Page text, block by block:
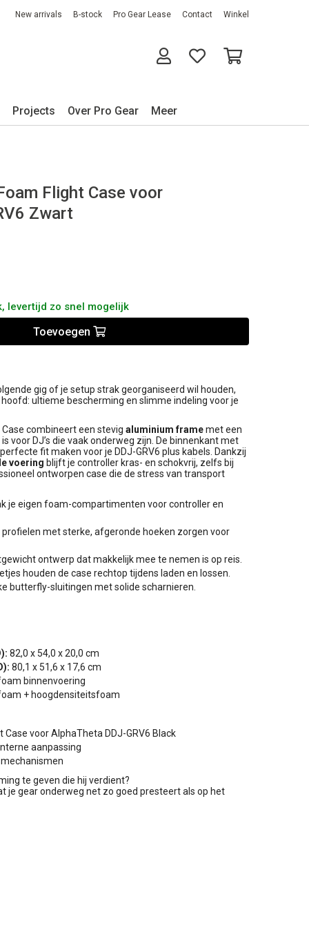
New arrivals B-stock Pro Gear Lease Contact Winkel
Projects Over Pro Gear Meer
Flight Case voor
Zwart
levertijd zo snel mogelijk
Toevoegen
gig of je setup strak georganiseerd wil houden,
ultieme bescherming en slimme indeling voor je
Case combineert een stevig aluminium framemet een
voor DJ’s die vaak onderweg zijn. De binnenkant met
fit maken voor je DDJ-GRV6 plus kabels. Dankzij
voering blijft je controller kras- en schokvrij, zelfs bij
ontworpen case die de stress van transport
je eigen foam-compartimenten voor controller en
met sterke, afgeronde hoeken zorgen voor
ontwerp dat makkelijk mee te nemen is op reis.
houden de case rechtop tijdens laden en lossen.
butterfly-sluitingen met solide scharnieren.
82,0 x 54,0 x 20,0 cm
80,1 x 51,6 x 17,6 cm
binnenvoering
+ hoogdensiteitsfoam
Case voor AlphaTheta DDJ-GRV6 Black
aanpassing
te geven die hij verdient?
je gear onderweg net zo goed presteert als op het